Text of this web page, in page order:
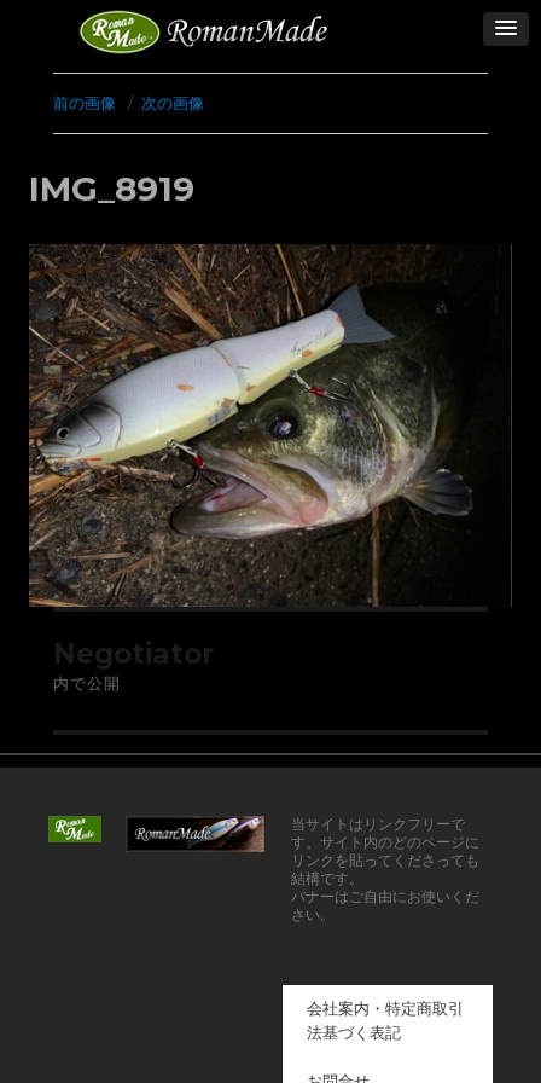
前の画像 次の画像
IMG_8919
Negotiator
内で公開
当サイトはリンクフリーで
す。サイト内のどのページに
リンクを貼ってくださっても
結構です。
バナーはご自由にお使いくだ
さい。
会社案内・特定商取引
法基づく表記